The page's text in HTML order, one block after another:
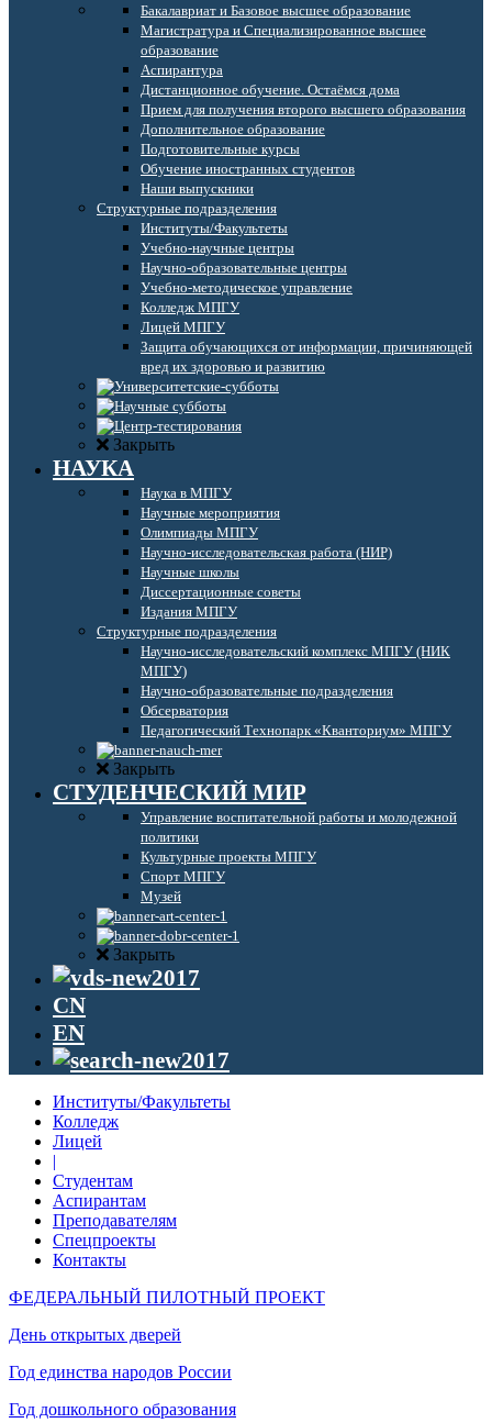
Бакалавриат и Базовое высшее образование
Магистратура и Специализированное высшее
образование
Аспирантура
Дистанционное обучение. Остаёмся дома
Прием для получения второго высшего образования
Дополнительное образование
Подготовительные курсы
Обучение иностранных студентов
Наши выпускники
Структурные подразделения
Институты/Факультеты
Учебно-научные центры
Научно-образовательные центры
Учебно-методическое управление
Колледж МПГУ
Лицей МПГУ
Защита обучающихся от информации, причиняющей
вред их здоровью и развитию
Закрыть
НАУКА
Наука в МПГУ
Научные мероприятия
Олимпиады МПГУ
Научно-исследовательская работа (НИР)
Научные школы
Диссертационные советы
Издания МПГУ
Структурные подразделения
Научно-исследовательский комплекс МПГУ (НИК
МПГУ)
Научно-образовательные подразделения
Обсерватория
Педагогический Технопарк «Кванториум» МПГУ
Закрыть
СТУДЕНЧЕСКИЙ МИР
Управление воспитательной работы и молодежной
политики
Культурные проекты МПГУ
Спорт МПГУ
Музей
Закрыть
CN
EN
Институты/Факультеты
Колледж
Лицей
|
Студентам
Аспирантам
Преподавателям
Спецпроекты
Контакты
ФЕДЕРАЛЬНЫЙ ПИЛОТНЫЙ ПРОЕКТ
День открытых дверей
Год единства народов России
Год дошкольного образования